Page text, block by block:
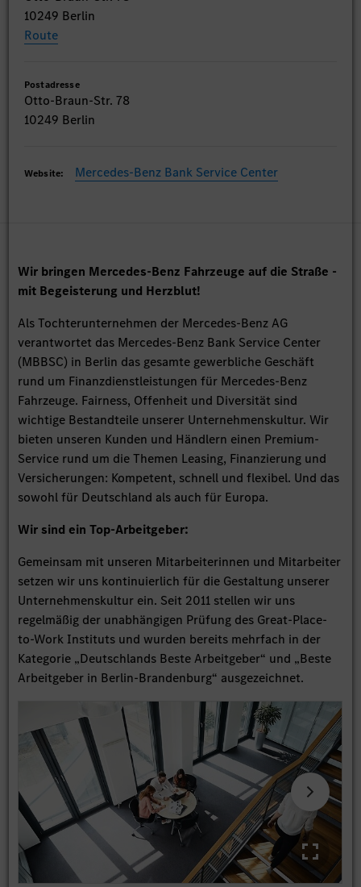
10249 Berlin
Route
Postadresse
Otto-Braun-Str. 78
10249 Berlin
Website: Mercedes-Benz Bank Service Center
Wir bringen Mercedes-Benz Fahrzeuge auf die Straße -
mit Begeisterung und Herzblut!
Als Tochterunternehmen der Mercedes-Benz AG
verantwortet das Mercedes-Benz Bank Service Center
(MBBSC) in Berlin das gesamte gewerbliche Geschäft
rund um Finanzdienstleistungen für Mercedes-Benz
Fahrzeuge. Fairness, Offenheit und Diversität sind
wichtige Bestandteile unserer Unternehmenskultur. Wir
bieten unseren Kunden und Händlern einen Premium-
Service rund um die Themen Leasing, Finanzierung und
Versicherungen: Kompetent, schnell und flexibel. Und das
sowohl für Deutschland als auch für Europa.
Wir sind ein Top-Arbeitgeber:
Gemeinsam mit unseren Mitarbeiterinnen und Mitarbeiter
setzen wir uns kontinuierlich für die Gestaltung unserer
Unternehmenskultur ein. Seit 2011 stellen wir uns
regelmäßig der unabhängigen Prüfung des Great-Place-
to-Work Instituts und wurden bereits mehrfach in der
Kategorie „Deutschlands Beste Arbeitgeber“ und „Beste
Arbeitgeber in Berlin-Brandenburg“ ausgezeichnet.